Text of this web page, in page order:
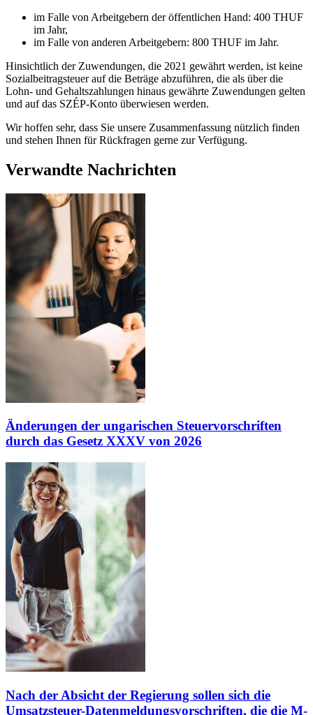
im Falle von Arbeitgebern der öffentlichen Hand: 400 THUF
im Jahr,
im Falle von anderen Arbeitgebern: 800 THUF im Jahr.
Hinsichtlich der Zuwendungen, die 2021 gewährt werden, ist keine
Sozialbeitragsteuer auf die Beträge abzuführen, die als über die
Lohn- und Gehaltszahlungen hinaus gewährte Zuwendungen gelten
und auf das SZÉP-Konto überwiesen werden.
Wir hoffen sehr, dass Sie unsere Zusammenfassung nützlich finden
und stehen Ihnen für Rückfragen gerne zur Verfügung.
Verwandte Nachrichten
Änderungen der ungarischen Steuervorschriften
durch das Gesetz XXXV von 2026
Nach der Absicht der Regierung sollen sich die
Umsatzsteuer-Datenmeldungsvorschriften, die die M-